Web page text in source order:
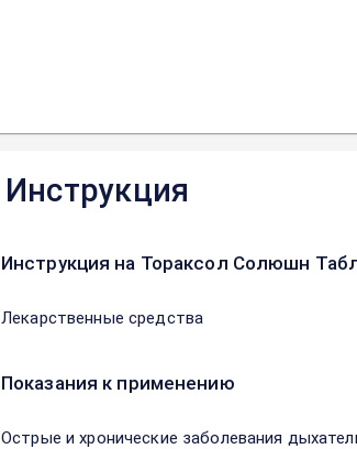
Инструкция
Инструкция на Тораксол Солюшн
Лекарственные средства
Показания к применению
Острые и хронические заболевания